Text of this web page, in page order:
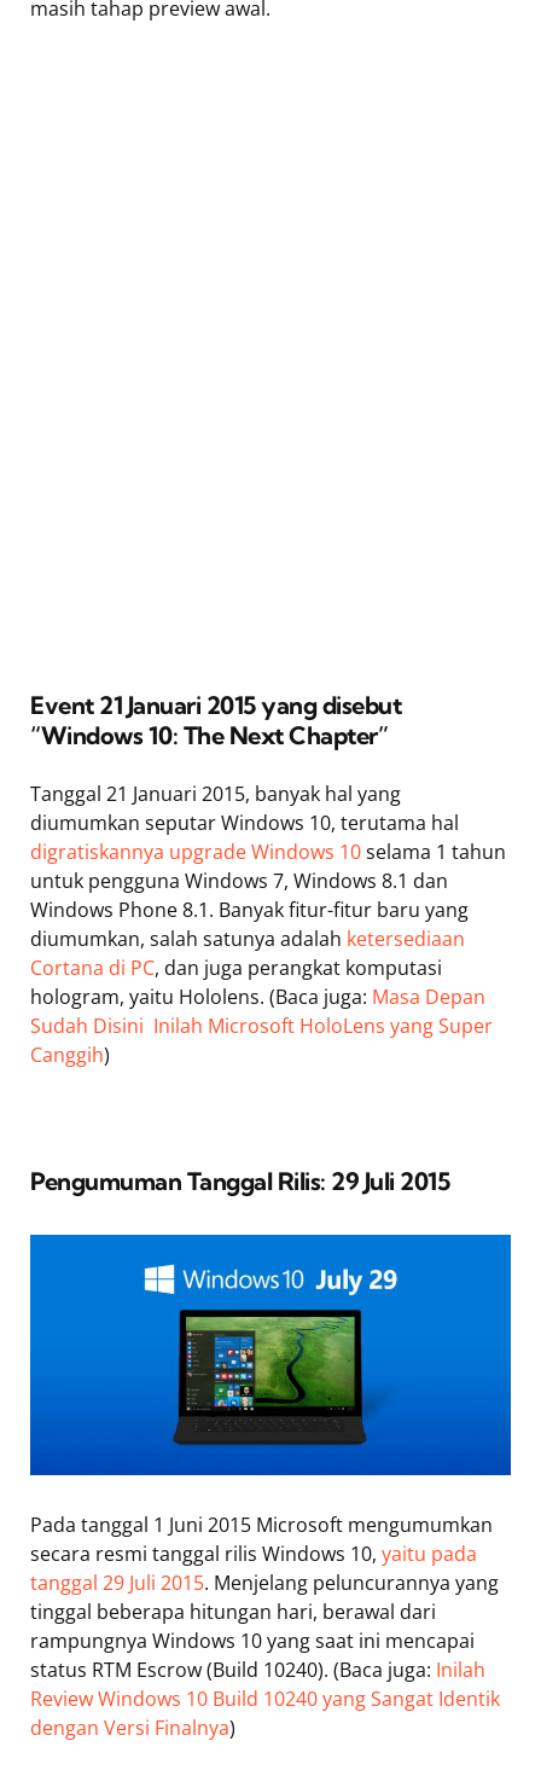
masih tahap preview awal.
Event 21 Januari 2015 yang disebut
“Windows 10: The Next Chapter”
Tanggal 21 Januari 2015, banyak hal yang
diumumkan seputar Windows 10, terutama hal
digratiskannya upgrade Windows 10selama 1 tahun
untuk pengguna Windows 7, Windows 8.1 dan
Windows Phone 8.1. Banyak fitur-fitur baru yang
diumumkan, salah satunya adalah ketersediaan
Cortana di PC, dan juga perangkat komputasi
hologram, yaitu Hololens. (Baca juga: Masa Depan
Sudah Disini  Inilah Microsoft HoloLens yang Super
Canggih)
Pengumuman Tanggal Rilis: 29 Juli 2015
Pada tanggal 1 Juni 2015 Microsoft mengumumkan
secara resmi tanggal rilis Windows 10, yaitu pada
tanggal 29 Juli 2015. Menjelang peluncurannya yang
tinggal beberapa hitungan hari, berawal dari
rampungnya Windows 10 yang saat ini mencapai
status RTM Escrow (Build 10240). (Baca juga: Inilah
Review Windows 10 Build 10240 yang Sangat Identik
dengan Versi Finalnya)